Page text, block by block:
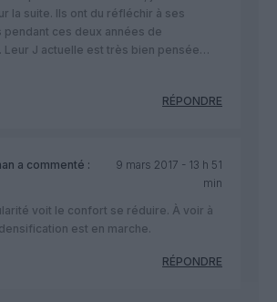
la suite. Ils ont du réfléchir à ses
pendant ces deux années de
Leur J actuelle est très bien pensée…
RÉPONDRE
a commenté :
9 mars 2017 - 13 h 51
min
voit le confort se réduire. À voir à
est en marche.
RÉPONDRE